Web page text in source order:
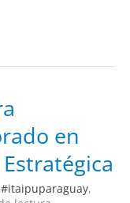
en
#itaipuparaguay,